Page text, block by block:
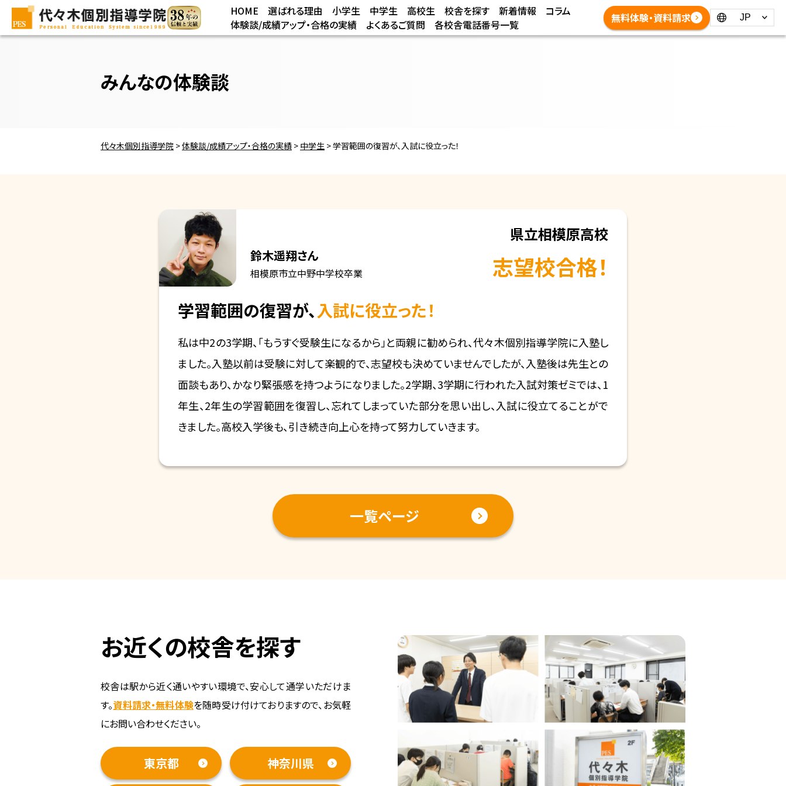
HOME 選ばれる理由 小学生 中学生 高校生 校舎を探す 新着情報
コラム
体験談/成績アップ・合格の実績
よくあるご質問 各校舎電話番号一覧 無料体験・資料請求 Language：
みんなの体験談
代々木個別指導学院 >体験談/成績アップ・合格の実績 > 中学生 >学習範囲の復習が、入試に役立った！
鈴木遥翔さん
相模原市立中野中学校卒業
県立相模原高校
志望校合格！
学習範囲の復習が、入試に役立った！
私は中2の3学期、「もうすぐ受験生になるから」と両親に勧められ、代々木個別指導学院に入塾し
ました。入塾以前は受験に対して楽観的で、志望校も決めていませんでしたが、入塾後は先生との
面談もあり、かなり緊張感を持つようになりました。2学期、3学期に行われた入試対策ゼミでは、1
年生、2年生の学習範囲を復習し、忘れてしまっていた部分を思い出し、入試に役立てることがで
きました。高校入学後も、引き続き向上心を持って努力していきます。
一覧ページ
お近くの校舎を探す
校舎は駅から近く通いやすい環境で、安心して通学いただけま
す。資料請求・無料体験を随時受け付けておりますので、お気軽
にお問い合わせください。
東京都 神奈川県